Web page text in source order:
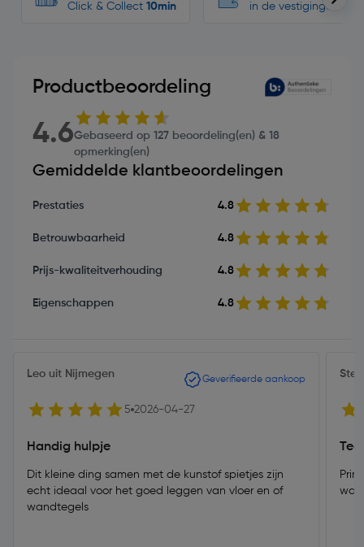
Click & Collect 10min
in de vestigingen
Productbeoordeling
4.6Gebaseerd op 127 beoordeling(en) & 18
opmerking(en)
Gemiddelde klantbeoordelingen
Prestaties 4.8
Betrouwbaarheid 4.8
Prijs-kwaliteitverhouding 4.8
Eigenschappen 4.8
Leo uit Nijmegen Geverifieerde aankoop
5 2026-04-27
Handig hulpje
Dit kleine ding samen met de kunstof spietjes zijn
echt ideaal voor het goed leggen van vloer en of
wandtegels
Prima